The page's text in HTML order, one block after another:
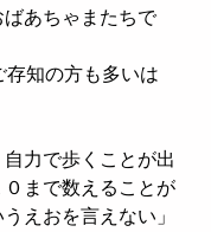
あちゃまたちで
知の方も多いは
力で歩くことが出
まで数えることが
えおを言えない」